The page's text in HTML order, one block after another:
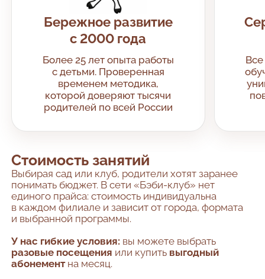
Бережное развитие
с 2000 года
Более 25 лет опыта работы
с детьми. Проверенная
временем методика,
которой доверяют тысячи
родителей по всей России
Стоимость занятий
Выбирая сад или клуб, родители хотят заранее
понимать бюджет. В сети «Бэби-клуб» нет
единого прайса: стоимость индивидуальна
в каждом филиале и зависит от города, формата
и выбранной программы.
У нас гибкие условия: вы можете выбрать
разовые посещения или купить выгодный
абонементна месяц.